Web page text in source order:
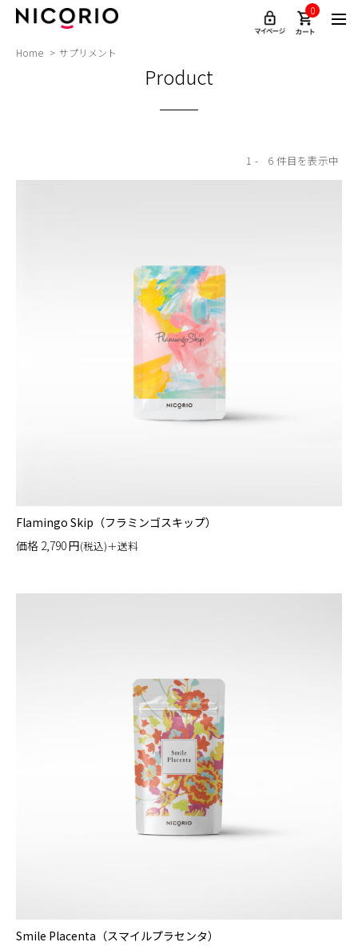
0
Home サプリメント
Product
1 6
Flamingo Skip（フラミンゴスキップ）
価格 2,790円(税込)＋送料
Smile Placenta（スマイルプラセンタ）